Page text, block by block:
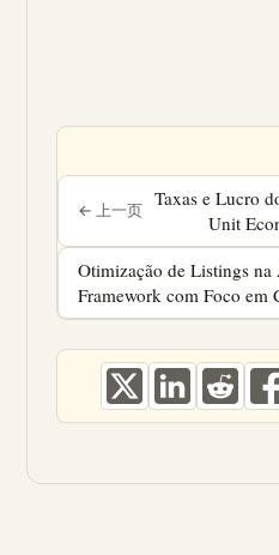
« PÁGINA ANTERIOR
Taxas e Lucro
Unit
PRÓXIMA PÁGINA »
Otimização de Listings na
Framework com Foco em